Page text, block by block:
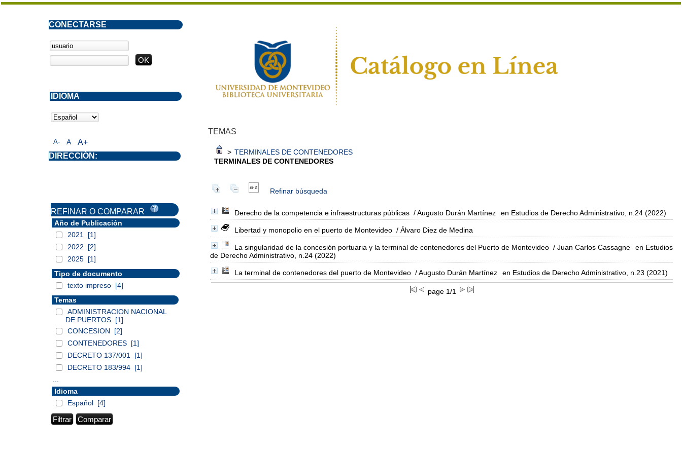
TEMAS
> TERMINALES DE CONTENEDORES
TERMINALES DE CONTENEDORES
Refinar búsqueda
Derecho de la competencia e infraestructuras públicas / Augusto Durán Martínez en Estudios de Derecho Administrativo, n.24 (2022)
Libertad y monopolio en el puerto de Montevideo / Álvaro Diez de Medina
La singularidad de la concesión portuaria y la terminal de contenedores del Puerto de Montevideo / Juan Carlos Cassagne
en Estudios
de Derecho Administrativo, n.24 (2022)
La terminal de contenedores del puerto de Montevideo / Augusto Durán Martínez en Estudios de Derecho Administrativo, n.23 (2021)
page 1/1
A- A A+
CONECTARSE
DIRECCIÓN:
IDIOMA
REFINAR O COMPARAR
Año de Publicación
2021
[1]
2022
[2]
2025 [1]
Tipo de documento
texto impreso [4]
Temas
ADMINISTRACION NACIONAL
DE PUERTOS [1]
CONCESION
[2]
CONTENEDORES [1]
DECRETO 137/001
[1]
DECRETO 183/994 [1]
Idioma
Español [4]